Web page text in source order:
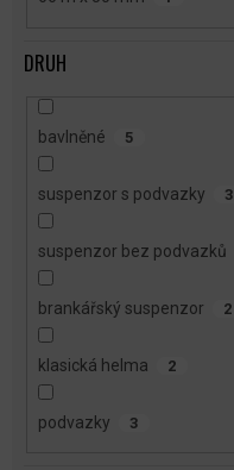
DRUH
bavlněné 5
suspenzor s podvazky 3
suspenzor bez podvazků
brankářský suspenzor 2
klasická helma 2
podvazky 3